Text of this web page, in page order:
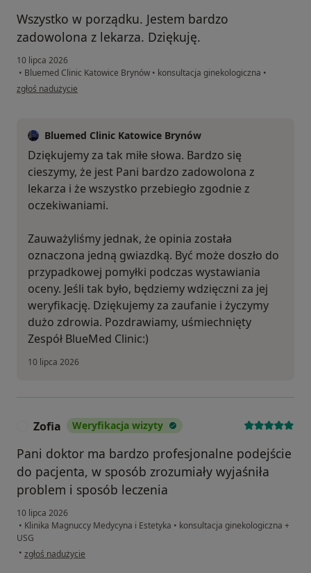
Wszystko w porządku. Jestem bardzo
zadowolona z lekarza. Dziękuję.
10 lipca 2026
• Bluemed Clinic Katowice Brynów • konsultacja ginekologiczna •
w opinii użytkownika Juliia Sadkovska
zgłoś nadużycie
Bluemed Clinic Katowice Brynów
Dziękujemy za tak miłe słowa. Bardzo się
cieszymy, że jest Pani bardzo zadowolona z
lekarza i że wszystko przebiegło zgodnie z
oczekiwaniami.
Zauważyliśmy jednak, że opinia została
oznaczona jedną gwiazdką. Być może doszło do
przypadkowej pomyłki podczas wystawiania
oceny. Jeśli tak było, będziemy wdzięczni za jej
weryfikację. Dziękujemy za zaufanie i życzymy
dużo zdrowia. Pozdrawiamy, uśmiechnięty
Zespół BlueMed Clinic:)
10 lipca 2026
Zofia Weryfikacja wizyty
Pani doktor ma bardzo profesjonalne podejście
do pacjenta, w sposób zrozumiały wyjaśniła
problem i sposób leczenia
10 lipca 2026
• Klinika Magnuccy Medycyna i Estetyka • konsultacja ginekologiczna +
USG
• w opinii użytkownika Zofia
zgłoś nadużycie